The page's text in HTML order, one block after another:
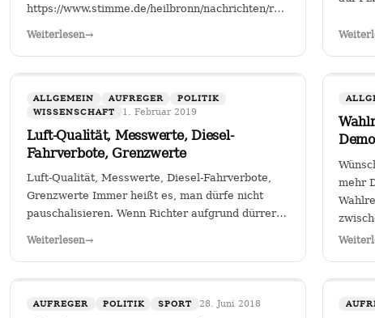
https://www.stimme.de/heilbronn/nachrichten/region/Streitfall-
Weiterlesen→
ALLGEMEIN AUFREGER
POLITIK
WISSENSCHAFT
1. Februar 2019
Luft-Qualität, Messwerte, Diesel-
Fahrverbote, Grenzwerte
Luft-Qualität, Messwerte, Diesel-Fahrverbote,
Grenzwerte Immer heißt es, man dürfe nicht
pauschalisieren. Wenn Richter aufgrund dürrer
Weiterlesen→
mehr
AUFREGER POLITIK SPORT 28. Juni 2018